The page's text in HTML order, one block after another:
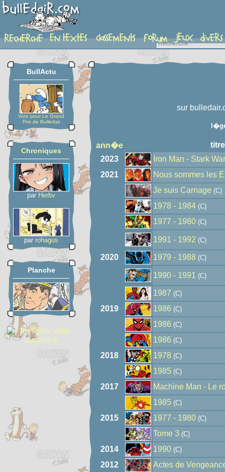
auteur
BullActu
Vote pour Le Grand
Prix de Bulledair
Chroniques
par Herbv
par rohagus
Planche
sur
ann�e
titre
2023
Iron Man - Stark
2021
Nous sommes les
Je suis Carnage (C)
1978 - 1984 (C)
1977 - 1980 (C)
1991 - 1992 (C)
2020 1979 - 1988 (C)
1990 - 1991 (C)
1987 (C)
2019 1986 (C)
1986 (C)
1986 (C)
2018 1978 (C)
1985 (C)
2017
Machine Man - Le
1985 (C)
2015 1977 - 1980 (C)
Tome 3 (C)
2014 1990 (C)
2012
Actes de